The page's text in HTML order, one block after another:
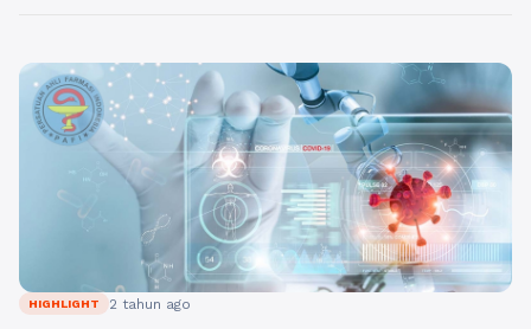
HIGHLIGHT 2 tahun ago